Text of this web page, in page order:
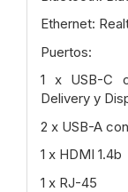
Ethernet:
Puertos:
1 x USB-C
Delivery y
2 x USB-A
1 x HDMI 1.4b
1 x RJ-45